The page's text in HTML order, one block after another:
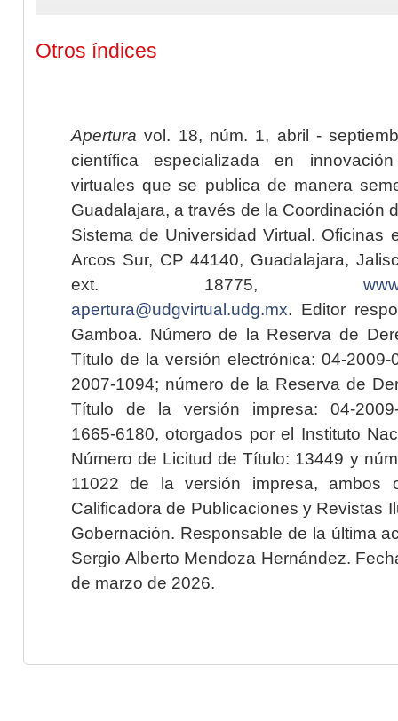
Otros índices
Apertura vol. 18, núm. 1, abril -
científica especializada en
virtuales que se publica de manera
Guadalajara, a través de la Coordinación
Sistema de Universidad Virtual. Oficinas
Arcos Sur, CP 44140, Guadalajara,
ext. 18775,
apertura@udgvirtual.udg.mx. Editor
Gamboa. Número de la Reserva de
Título de la versión electrónica: 04-2009-
2007-1094; número de la Reserva de
Título de la versión impresa: 04-2009-
1665-6180, otorgados por el Instituto
Número de Licitud de Título: 13449 y
11022 de la versión impresa, ambos
Calificadora de Publicaciones y Revistas
Gobernación. Responsable de la última
Sergio Alberto Mendoza Hernández.
de marzo de 2026.